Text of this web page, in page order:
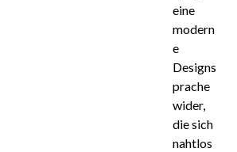
eine
modern
e
Designs
prache
wider,
die sich
nahtlos